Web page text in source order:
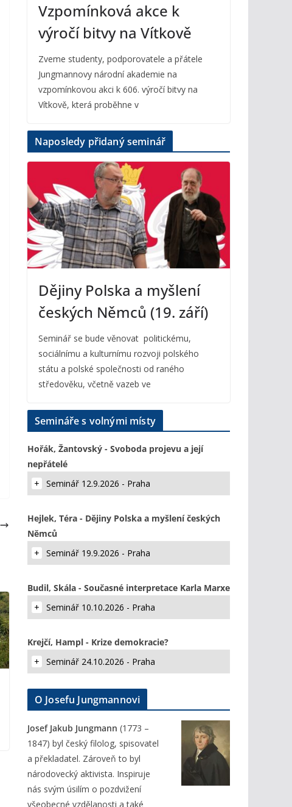
Vzpomínková akce k
výročí bitvy na Vítkově
Zveme studenty, podporovatele a přátele
Jungmannovy národní akademie na
vzpomínkovou akci k 606. výročí bitvy na
Vítkově, která proběhne v
Naposledy přidaný seminář
Dějiny Polska a myšlení
českých Němců (19. září)
Seminář se bude věnovat politickému,
sociálnímu a kulturnímu rozvoji polského
státu a polské společnosti od raného
středověku, včetně vazeb ve
Semináře s volnými místy
Hořák, Žantovský - Svoboda projevu a její
nepřátelé
Seminář 12.9.2026 - Praha
Hejlek, Téra - Dějiny Polska a myšlení českých
Němců
Seminář 19.9.2026 - Praha
Budil, Skála - Současné interpretace Karla Marxe
Seminář 10.10.2026 - Praha
Krejčí, Hampl - Krize demokracie?
Seminář 24.10.2026 - Praha
O Josefu Jungmannovi
Josef Jakub Jungmann (1773 –
1847) byl český filolog, spisovatel
a překladatel. Zároveň to byl
národovecký aktivista. Inspiruje
nás svým úsilím o pozdvižení
všeobecné vzdělanosti a také